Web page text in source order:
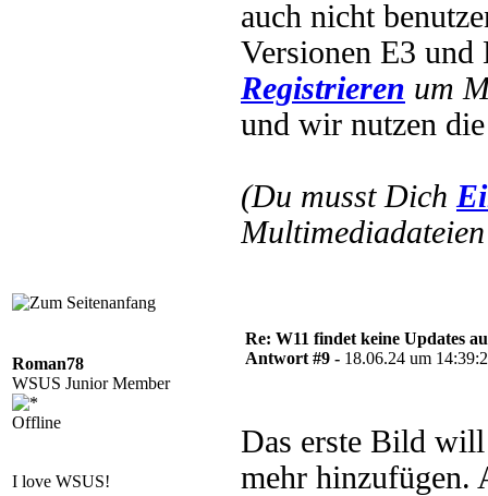
auch nicht
Versionen E3
Registrieren um
und wir nutzen
(Du musst Dich
Roman78
WSUS Junior Member
Offline
I love WSUS!
Re: W11 findet keine Updates
Antwort #9 - 18.06.24 um
Das erste Bild
mehr hinzufügen.